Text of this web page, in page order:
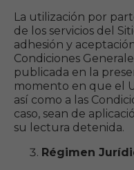
La utilización por
de los servicios del
adhesión y
Condiciones
publicada en la
momento en que el
así como a las
caso, sean de
su lectura detenida.
Régimen